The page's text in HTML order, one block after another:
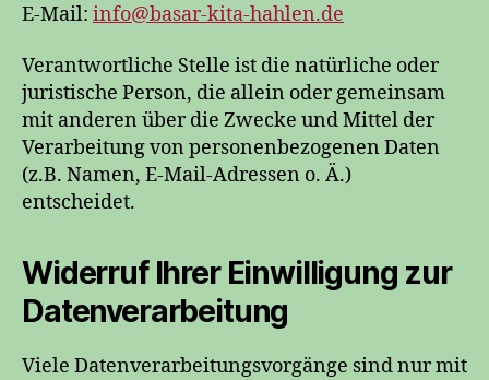
E-Mail: info@basar-kita-hahlen.de
Verantwortliche Stelle ist die natürliche oder
juristische Person, die allein oder gemeinsam
mit anderen über die Zwecke und Mittel der
Verarbeitung von personenbezogenen Daten
(z.B. Namen, E-Mail-Adressen o. Ä.)
entscheidet.
Widerruf Ihrer Einwilligung zur
Datenverarbeitung
Viele Datenverarbeitungsvorgänge sind nur mit